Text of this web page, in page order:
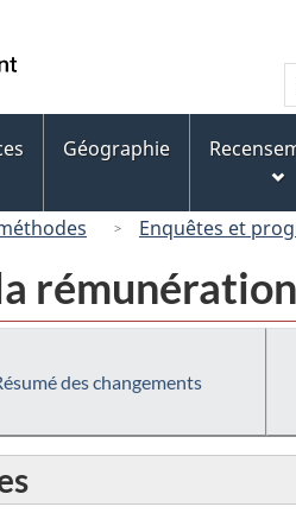
au
«
de
ce
CanadaGéographie
Enquêtes et
des changements